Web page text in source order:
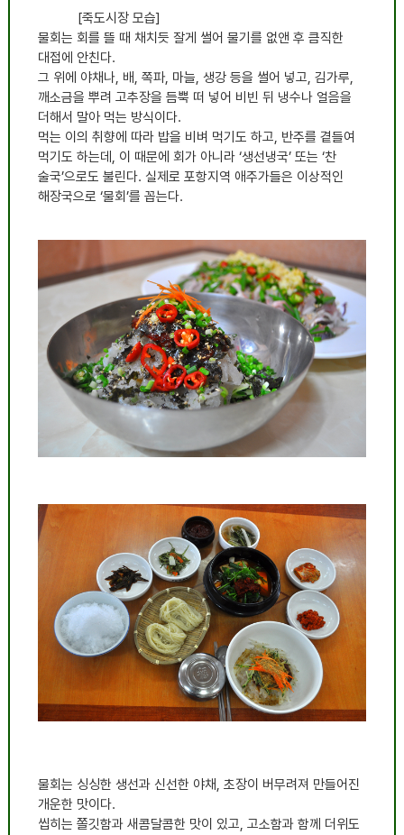
[죽도시장 모습]
물회는 회를 뜰 때 채치듯 잘게 썰어 물기를 없앤 후 큼직한
대접에 안친다.
그 위에 야채나, 배, 쪽파, 마늘, 생강 등을 썰어 넣고, 김가루,
깨소금을 뿌려 고추장을 듬뿍 떠 넣어 비빈 뒤 냉수나 얼음을
더해서 말아 먹는 방식이다.
먹는 이의 취향에 따라 밥을 비벼 먹기도 하고, 반주를 곁들여
먹기도 하는데, 이 때문에 회가 아니라 ‘생선냉국’ 또는 ‘찬
술국’으로도 불린다. 실제로 포항지역 애주가들은 이상적인
해장국으로 ‘물회’를 꼽는다.
물회는 싱싱한 생선과 신선한 야채, 초장이 버무려져 만들어진
개운한 맛이다.
씹히는 쫄깃함과 새콤달콤한 맛이 있고, 고소함과 함께 더위도